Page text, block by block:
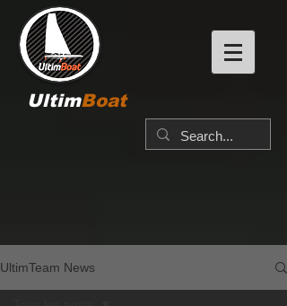
UltimBoat
UltimTeam News